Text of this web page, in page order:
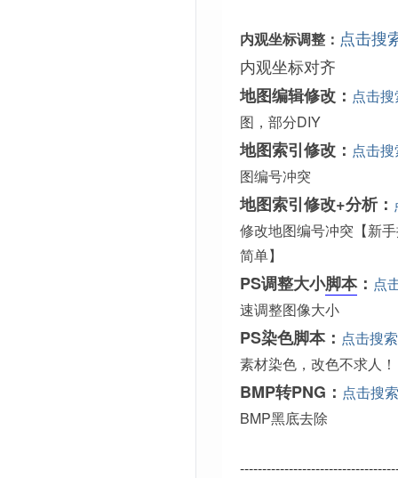
内观坐标调整： 点击搜
内观坐标对齐
地图编辑修改： 点击
图，部分DIY
地图索引修改： 点击
图编号冲突
地图索引修改+分析：
修改地图编号冲突【新
简单】
PS调整大小脚本： 点
速调整图像大小
PS染色脚本： 点击搜索
素材染色，改色不求人！
BMP转PNG： 点击搜索
BMP黑底去除